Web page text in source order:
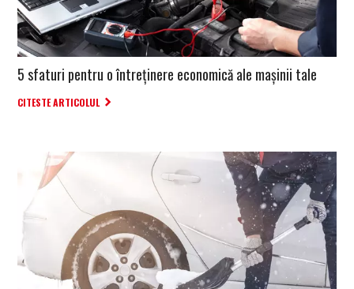
5 sfaturi pentru o întreținere economică ale mașinii tale
CITESTE ARTICOLUL